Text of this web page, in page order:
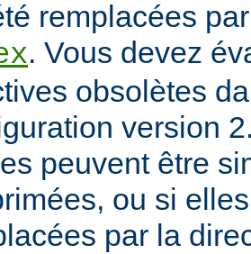
remplacées
. Vous devez
obsolètes
version
peuvent être
ou si
par la